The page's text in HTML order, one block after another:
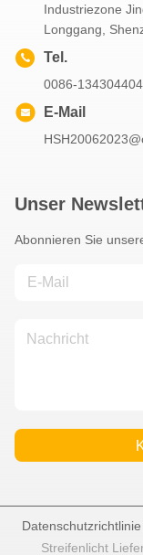
Industriezone
Longgang,
Tel.
0086-
E-Mail
Unser
Abonnieren Sie
Datenschutzrichtlinie
Streifenlicht